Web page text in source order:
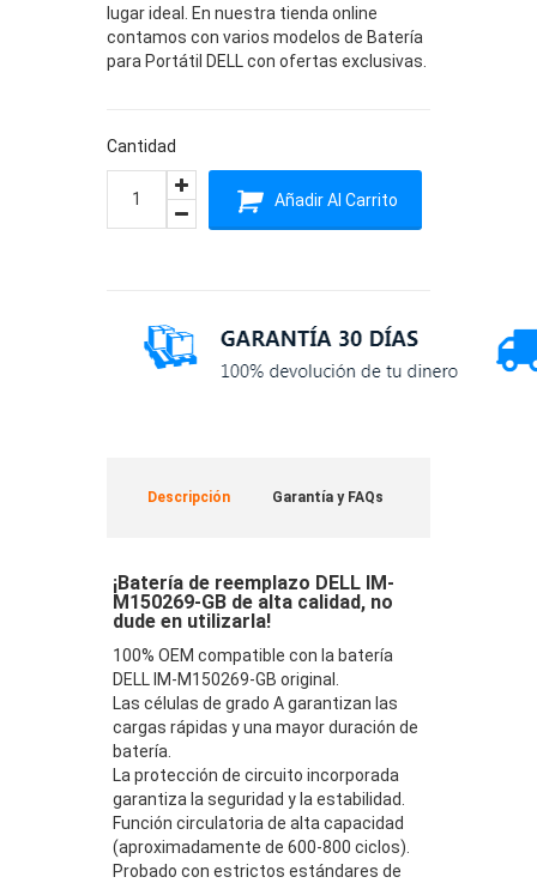
lugar ideal. En nuestra tienda online
contamos con varios modelos de Batería
para Portátil DELL con ofertas exclusivas.
Cantidad
Añadir Al Carrito
Descripción Garantía y FAQs
¡Batería de reemplazo DELL IM-
M150269-GB de alta calidad, no
dude en utilizarla!
100% OEM compatible con la batería
DELL IM-M150269-GB original.
Las células de grado A garantizan las
cargas rápidas y una mayor duración de
batería.
La protección de circuito incorporada
garantiza la seguridad y la estabilidad.
Función circulatoria de alta capacidad
(aproximadamente de 600-800 ciclos).
Probado con estrictos estándares de